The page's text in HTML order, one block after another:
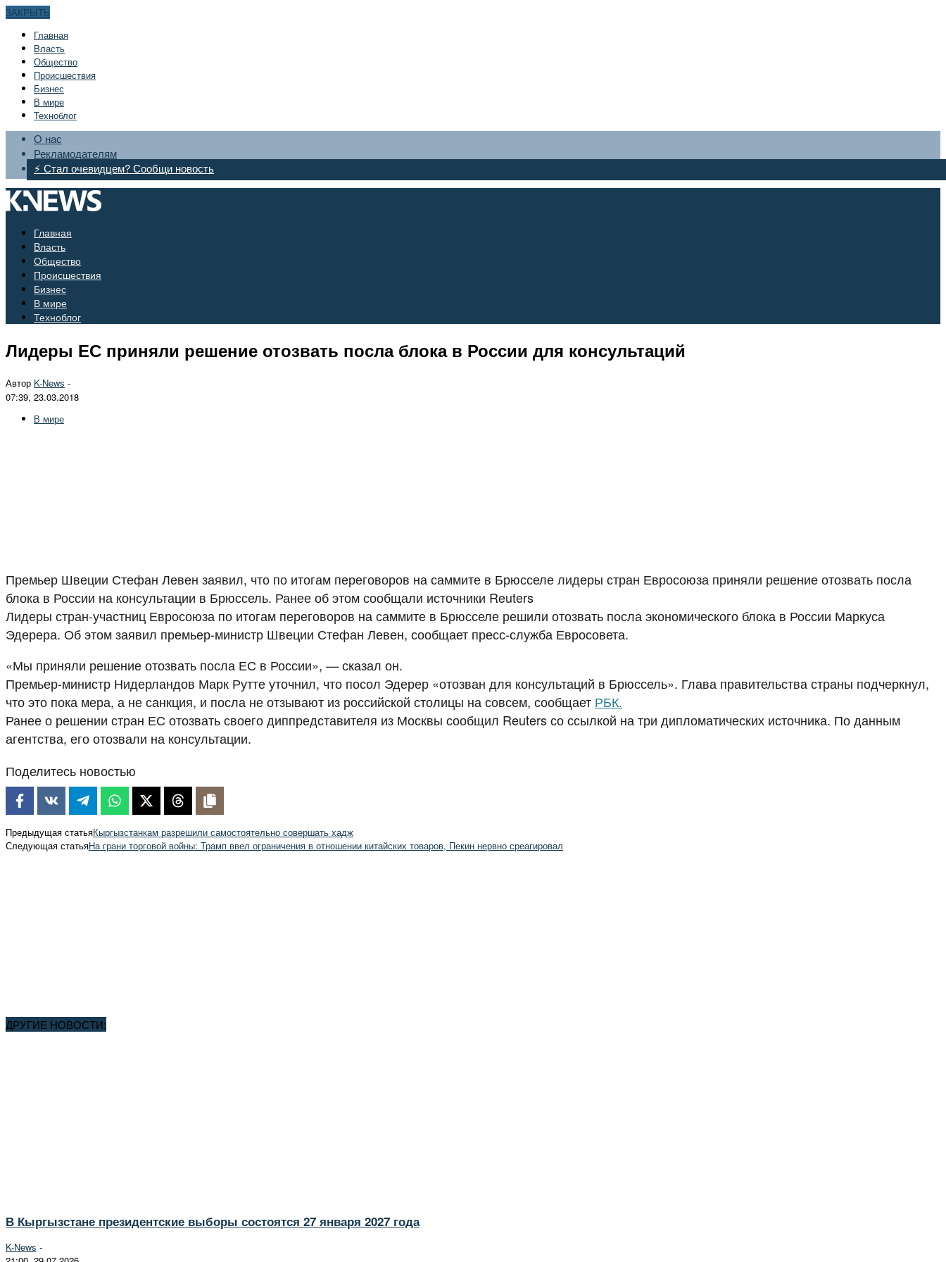
ЗАКРЫТЬ
Главная
Bласть
Общество
Происшествия
Бизнес
В мире
Техноблог
О нас
Рекламодателям
⚡ Стал очевидцем? Сообщи новость
Главная
Bласть
Общество
Происшествия
Бизнес
В мире
Техноблог
Лидеры ЕС приняли решение отозвать посла блока в России для консультаций
Автор K-News -
07:39, 23.03.2018
В мире
Премьер Швеции Стефан Левен заявил, что по итогам переговоров на саммите в Брюсселе лидеры стран Евросоюза приняли решение отозвать посла
блока в России на консультации в Брюссель. Ранее об этом сообщали источники Reuters
Лидеры стран-участниц Евросоюза по итогам переговоров на саммите в Брюсселе решили отозвать посла экономического блока в России Маркуса
Эдерера. Об этом заявил премьер-министр Швеции Стефан Левен, сообщает пресс-служба Евросовета.
«Мы приняли решение отозвать посла ЕС в России», — сказал он.
Премьер-министр Нидерландов Марк Рутте уточнил, что посол Эдерер «отозван для консультаций в Брюссель». Глава правительства страны подчеркнул,
что это пока мера, а не санкция, и посла не отзывают из российской столицы на совсем, сообщает РБК.
Ранее о решении стран ЕС отозвать своего диппредставителя из Москвы сообщил Reuters со ссылкой на три дипломатических источника. По данным
агентства, его отозвали на консультации.
Поделитесь новостью
Предыдущая статьяКыргызстанкам разрешили самостоятельно совершать хадж
Следующая статьяНа грани торговой войны: Трамп ввел ограничения в отношении китайских товаров, Пекин нервно среагировал
ДРУГИЕ НОВОСТИ:
В Кыргызстане президентские выборы состоятся 27 января 2027 года
K-News -